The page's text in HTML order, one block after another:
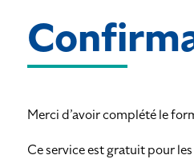
Merci d’avoir complété le
Ce service est gratuit pour